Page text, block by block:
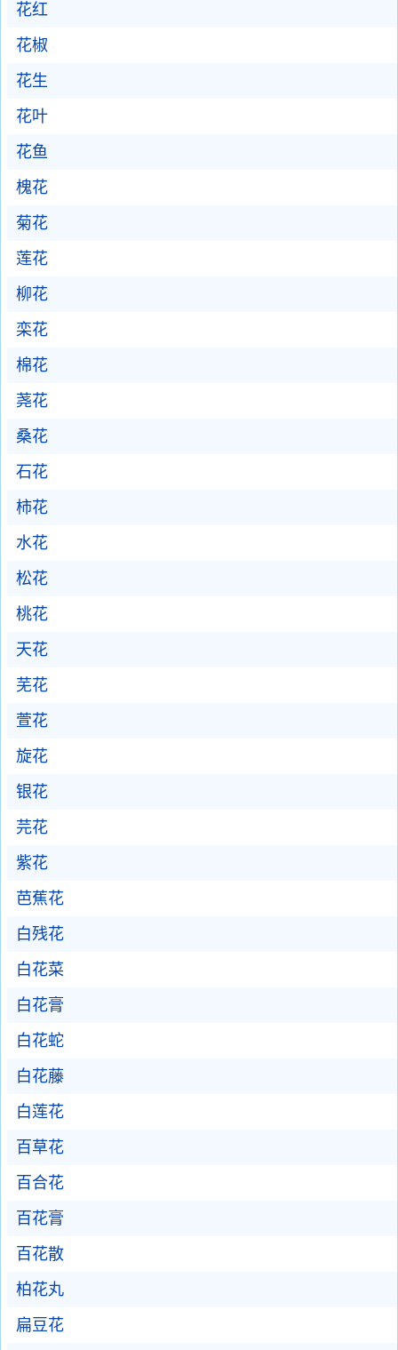
花红
花椒
花生
花叶
花鱼
槐花
菊花
莲花
柳花
栾花
棉花
荛花
桑花
石花
柿花
水花
松花
桃花
天花
芜花
萱花
旋花
银花
芫花
紫花
芭蕉花
白残花
白花菜
白花膏
白花蛇
白花藤
白莲花
百草花
百合花
百花膏
百花散
柏花丸
扁豆花